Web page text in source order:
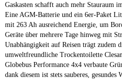
Gaskasten schafft auch mehr Stauraum
Eine AGM-Batterie und ein 6er-Paket
mit 263 Ah ausreichend Energie, um
Geräte über mehrere Tage hinweg mit
Unabhängigkeit auf Reisen trägt zudem
umweltfreundliche Trockentoilette
Globebus Performance 4x4 verbaute
dank diesem ist stets sauberes, gesundes